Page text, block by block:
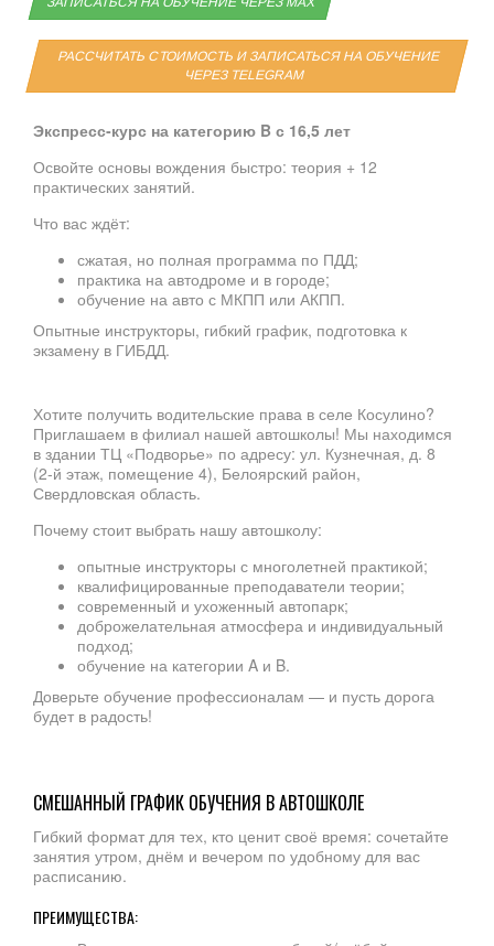
РАССЧИТАТЬ СТОИМОСТЬ И ЗАПИСАТЬСЯ НА ОБУЧЕНИЕ
ЧЕРЕЗ TELEGRAM
Экспресс‑курс на категорию B с 16,5 лет
Освойте основы вождения быстро: теория + 12
практических занятий.
Что вас ждёт:
сжатая, но полная программа по ПДД;
практика на автодроме и в городе;
обучение на авто с МКПП или АКПП.
Опытные инструкторы, гибкий график, подготовка к
экзамену в ГИБДД.
Хотите получить водительские права в селе Косулино?
Приглашаем в филиал нашей автошколы! Мы находимся
в здании ТЦ «Подворье» по адресу: ул. Кузнечная, д. 8
(2‑й этаж, помещение 4), Белоярский район,
Свердловская область.
Почему стоит выбрать нашу автошколу:
опытные инструкторы с многолетней практикой;
квалифицированные преподаватели теории;
современный и ухоженный автопарк;
доброжелательная атмосфера и индивидуальный
подход;
обучение на категории A и B.
Доверьте обучение профессионалам — и пусть дорога
будет в радость!
СМЕШАННЫЙ ГРАФИК ОБУЧЕНИЯ В АВТОШКОЛЕ
Гибкий формат для тех, кто ценит своё время: сочетайте
занятия утром, днём и вечером по удобному для вас
расписанию.
ПРЕИМУЩЕСТВА: